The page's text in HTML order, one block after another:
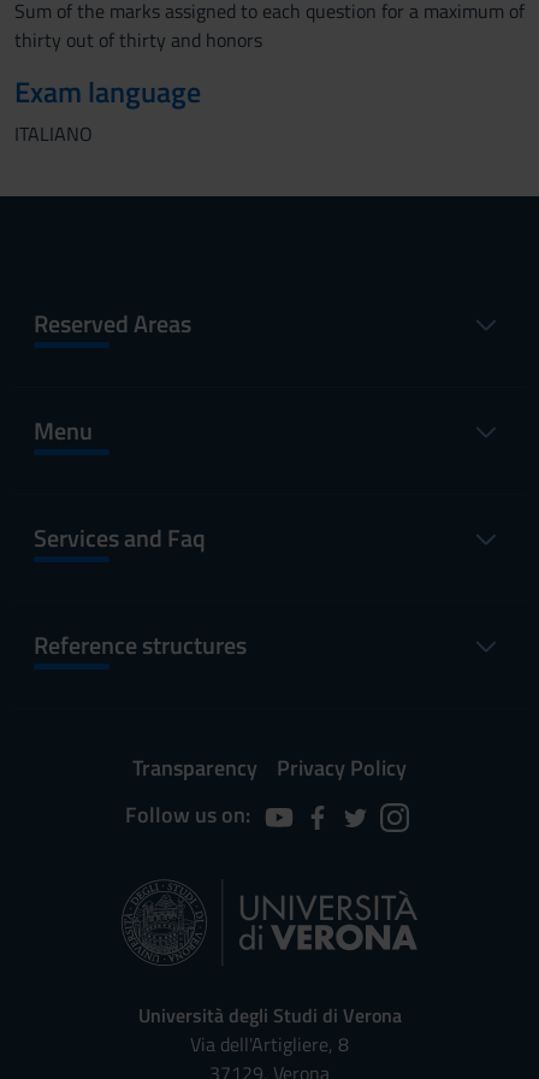
Sum of the marks assigned to each question for a maximum of
thirty out of thirty and honors
Exam language
ITALIANO
Reserved Areas
Menu
Services and Faq
Reference structures
Transparency
Privacy Policy
Follow us on:
Università degli Studi di Verona
Via dell'Artigliere, 8
37129, Verona